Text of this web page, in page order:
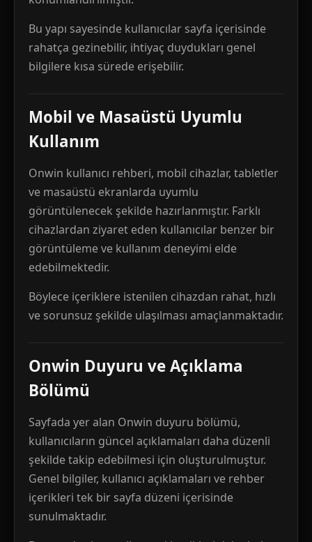
Bu yapı sayesinde kullanıcılar sayfa içerisinde
rahatça gezinebilir, ihtiyaç duydukları genel
bilgilere kısa sürede erişebilir.
Mobil ve Masaüstü Uyumlu
Kullanım
Onwin kullanıcı rehberi, mobil cihazlar, tabletler
ve masaüstü ekranlarda uyumlu
görüntülenecek şekilde hazırlanmıştır. Farklı
cihazlardan ziyaret eden kullanıcılar benzer bir
görüntüleme ve kullanım deneyimi elde
edebilmektedir.
Böylece içeriklere istenilen cihazdan rahat, hızlı
ve sorunsuz şekilde ulaşılması amaçlanmaktadır.
Onwin Duyuru ve Açıklama
Bölümü
Sayfada yer alan Onwin duyuru bölümü,
kullanıcıların güncel açıklamaları daha düzenli
şekilde takip edebilmesi için oluşturulmuştur.
Genel bilgiler, kullanıcı açıklamaları ve rehber
içerikleri tek bir sayfa düzeni içerisinde
sunulmaktadır.